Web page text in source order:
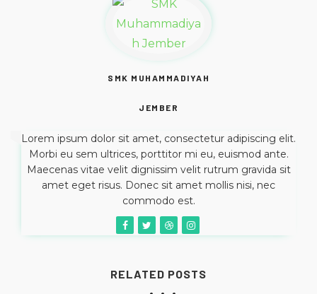
SMK MUHAMMADIYAH
JEMBER
Lorem ipsum dolor sit amet, consectetur adipiscing elit.
Morbi eu sem ultrices, porttitor mi eu, euismod ante.
Maecenas vitae velit dignissim velit rutrum gravida sit
amet eget risus. Donec sit amet mollis nisi, nec
commodo est.
RELATED POSTS